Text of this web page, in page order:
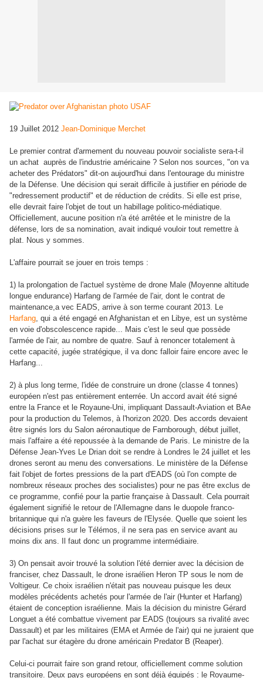
19 Juillet 2012 Jean-Dominique Merchet
Le premier contrat d'armement du nouveau pouvoir socialiste sera-t-il
un achat auprès de l'industrie américaine ? Selon nos sources, "on va
acheter des Prédators" dit-on aujourd'hui dans l'entourage du ministre
de la Défense. Une décision qui serait difficile à justifier en période de
"redressement productif" et de réduction de crédits. Si elle est prise,
elle devrait faire l'objet de tout un habillage politico-médiatique.
Officiellement, aucune position n'a été arrêtée et le ministre de la
défense, lors de sa nomination, avait indiqué vouloir tout remettre à
plat. Nous y sommes.
L'affaire pourrait se jouer en trois temps :
1) la prolongation de l'actuel système de drone Male (Moyenne altitude
longue endurance) Harfang de l'armée de l'air, dont le contrat de
maintenance,a vec EADS, arrive à son terme courant 2013. Le
Harfang, qui a été engagé en Afghanistan et en Libye, est un système
en voie d'obscolescence rapide... Mais c'est le seul que possède
l'armée de l'air, au nombre de quatre. Sauf à renoncer totalement à
cette capacité, jugée stratégique, il va donc falloir faire encore avec le
Harfang...
2) à plus long terme, l'idée de construire un drone (classe 4 tonnes)
européen n'est pas entièrement enterrée. Un accord avait été signé
entre la France et le Royaune-Uni, impliquant Dassault-Aviation et BAe
pour la production du Telemos, à l'horizon 2020. Des accords devaient
être signés lors du Salon aéronautique de Farnborough, début juillet,
mais l'affaire a été repoussée à la demande de Paris. Le ministre de la
Défense Jean-Yves Le Drian doit se rendre à Londres le 24 juillet et les
drones seront au menu des conversations. Le ministère de la Défense
fait l'objet de fortes pressions de la part d'EADS (où l'on compte de
nombreux réseaux proches des socialistes) pour ne pas être exclus de
ce programme, confié pour la partie française à Dassault. Cela pourrait
également signifié le retour de l'Allemagne dans le duopole franco-
britannique qui n'a guère les faveurs de l'Elysée. Quelle que soient les
décisions prises sur le Télémos, il ne sera pas en service avant au
moins dix ans. Il faut donc un programme intermédiaire.
3) On pensait avoir trouvé la solution l'été dernier avec la décision de
franciser, chez Dassault, le drone israélien Heron TP sous le nom de
Voltigeur. Ce choix israélien n'était pas nouveau puisque les deux
modèles précédents achetés pour l'armée de l'air (Hunter et Harfang)
étaient de conception israélienne. Mais la décision du ministre Gérard
Longuet a été combattue vivement par EADS (toujours sa rivalité avec
Dassault) et par les militaires (EMA et Armée de l'air) qui ne juraient que
par l'achat sur étagère du drone américain Predator B (Reaper).
Celui-ci pourrait faire son grand retour, officiellement comme solution
transitoire. Deux pays européens en sont déjà équipés : le Royaume-